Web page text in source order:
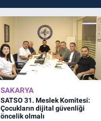
SAKARYA
SATSO 31. Meslek Komitesi:
Çocukların dijital güvenliği
öncelik olmalı